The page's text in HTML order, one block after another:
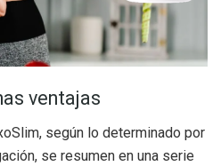
ventajas
según lo determinado por
se resumen en una serie